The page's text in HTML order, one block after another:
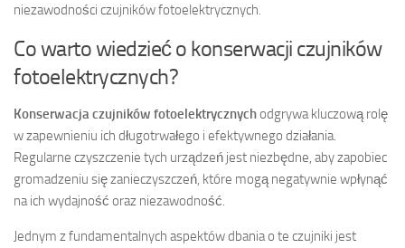
niezawodności czujników fotoelektrycznych.
Co warto wiedzieć o konserwacji czujników
fotoelektrycznych?
Konserwacja czujników fotoelektrycznychodgrywa kluczową rolę
w zapewnieniu ich długotrwałego i efektywnego działania.
Regularne czyszczenie tych urządzeń jest niezbędne, aby zapobiec
gromadzeniu się zanieczyszczeń, które mogą negatywnie wpłynąć
na ich wydajność oraz niezawodność.
Jednym z fundamentalnych aspektów dbania o te czujniki jest